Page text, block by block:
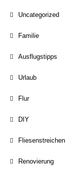
Uncategorized
Familie
Ausflugstipps
Urlaub
Flur
DIY
Fliesenstreichen
Renovierung